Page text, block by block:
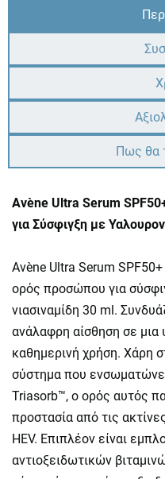
Πως θα
Avène Ultra Serum
για Σύσφιγξη με
Avène Ultra Serum
ορός προσώπου για
νιασιναμίδη 30 ml.
ανάλαφρη αίσθηση σε μια
καθημερινή χρήση. Χάρη
σύστημα που
Triasorb™, ο ορός αυτός
προστασία από τις
HEV. Επιπλέον είναι
αντιοξειδωτικών